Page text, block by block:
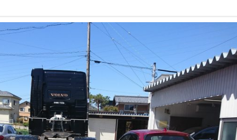
れ・
吐
物
の
ク
リ
ー
ニ
ン
グ”